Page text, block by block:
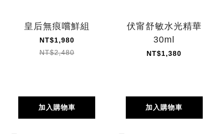
皇后無痕嚐鮮組
NT$1,980
NT$2,480
加入購物車
伏甯舒敏水光精華
30ml
NT$1,380
加入購物車